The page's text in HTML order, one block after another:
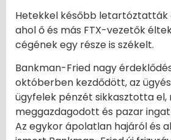
Hetekkel később letartóztatták
ahol ő és más FTX-vezetők
cégének egy része is székelt.
Bankman-Fried nagy
októberben kezdődött, az
ügyfelek pénzét sikkasztotta el,
meggazdagodott és pazar
Az egykor ápolatlan hajáról és